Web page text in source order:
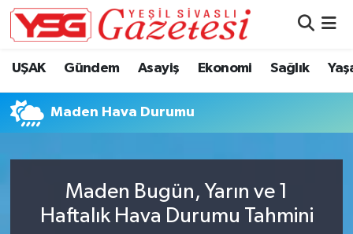
UŞAK Gündem Asayiş Ekonomi Sağlık
Maden Hava Durumu
Maden Bugün, Yarın ve 1
Haftalık Hava Durumu Tahmini
Süper Lig Puan Durumu ve Fikstür